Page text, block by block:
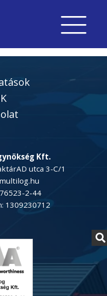
Kft.
utca 3-C/1
2-44
1309230712